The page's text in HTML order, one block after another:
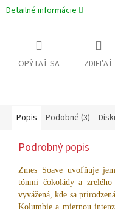
Detailné informácie
OPÝTAŤ SA ZDIEĽAŤ
Popis Podobné (3)
Podrobný popis
Zmes Soave uvoľňuje
tónmi čokolády a
vyvážená, kde sa
Kolumbie a miernou